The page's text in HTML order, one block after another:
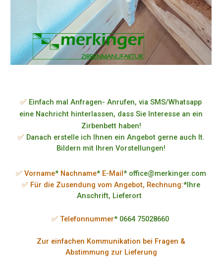
✅ Einfach mal Anfragen- Anrufen, via SMS/Whatsapp
eine Nachricht hinterlassen, dass Sie Interesse an ein
Zirbenbett haben!
✅ Danach erstelle ich Ihnen ein Angebot gerne auch lt.
Bildern mit Ihren Vorstellungen!
✅ Vorname* Nachname* E-Mail* office@merkinger.com
✅ Für die Zusendung vom Angebot, Rechnung:*Ihre
Anschrift, Lieferort
✅ Telefonnummer* 0664 75028660
Zur einfachen Kommunikation bei Fragen &
Abstimmung zur Lieferung